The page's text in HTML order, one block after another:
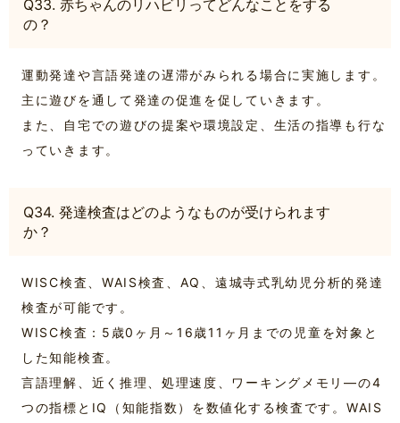
Q33. 赤ちゃんのリハビリってどんなことをする
の？
運動発達や言語発達の遅滞がみられる場合に実施します。
主に遊びを通して発達の促進を促していきます。
また、自宅での遊びの提案や環境設定、生活の指導も行な
っていきます。
Q34. 発達検査はどのようなものが受けられます
か？
WISC検査、WAIS検査、AQ、遠城寺式乳幼児分析的発達
検査が可能です。
WISC検査：5歳0ヶ月～16歳11ヶ月までの児童を対象と
した知能検査。
言語理解、近く推理、処理速度、ワーキングメモリ―の4
つの指標とIQ（知能指数）を数値化する検査です。 WAIS